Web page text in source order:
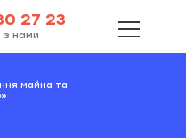
27 23
з нами
майна та